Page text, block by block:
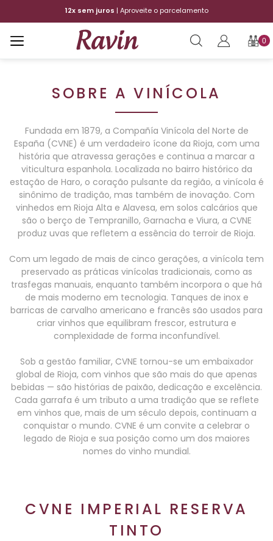
12x sem juros| Aproveite o parcelamento
0
SOBRE A VINÍCOLA
Fundada em 1879, a Compañía Vinícola del Norte de
España (CVNE) é um verdadeiro ícone da Rioja, com uma
história que atravessa gerações e continua a marcar a
viticultura espanhola. Localizada no bairro histórico da
estação de Haro, o coração pulsante da região, a vinícola é
sinônimo de tradição, mas também de inovação. Com
vinhedos em Rioja Alta e Alavesa, em solos calcários que
são o berço de Tempranillo, Garnacha e Viura, a CVNE
produz uvas que refletem a essência do terroir de Rioja.
Com um legado de mais de cinco gerações, a vinícola tem
preservado as práticas vinícolas tradicionais, como as
trasfegas manuais, enquanto também incorpora o que há
de mais moderno em tecnologia. Tanques de inox e
barricas de carvalho americano e francês são usados para
criar vinhos que equilibram frescor, estrutura e
complexidade de forma inconfundível.
Sob a gestão familiar, CVNE tornou-se um embaixador
global de Rioja, com vinhos que são mais do que apenas
bebidas — são histórias de paixão, dedicação e excelência.
Cada garrafa é um tributo a uma tradição que se reflete
em vinhos que, mais de um século depois, continuam a
conquistar o mundo. CVNE é um convite a celebrar o
legado de Rioja e sua posição como um dos maiores
nomes do vinho mundial.
CVNE IMPERIAL RESERVA
TINTO